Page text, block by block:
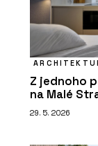
Z jednoho
na Malé
29. 5. 2026